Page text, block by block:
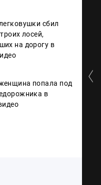
сбил
лосей,
на дорогу в
попала под
в